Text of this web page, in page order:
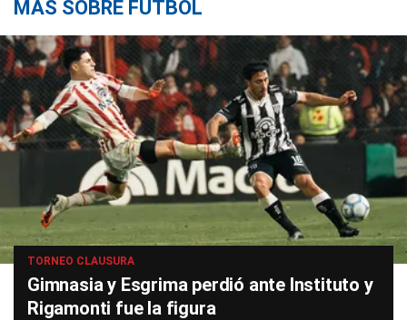
MÁS SOBRE FÚTBOL
TORNEO CLAUSURA
Gimnasia y Esgrima perdió ante Instituto y
Rigamonti fue la figura